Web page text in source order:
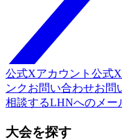
公式Xアカウント 公式
ンクお問い合わせお問
相談するLHNへのメー
大会を探す